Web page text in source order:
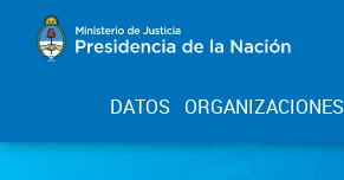
DATOS ORGANIZACIONES